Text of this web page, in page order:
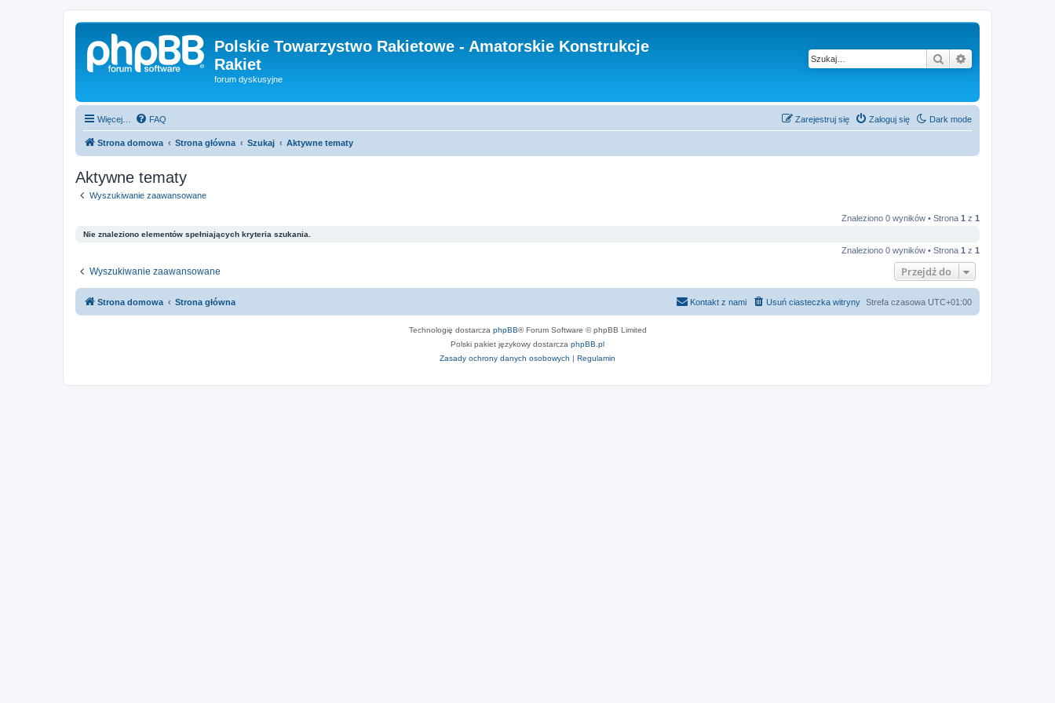
Polskie Towarzystwo Rakietowe - Amatorskie Konstrukcje
Rakiet
forum dyskusyjne
Szukaj
Więcej… Dark mode
FAQ Zaloguj się
Zarejestruj się
Strona domowa Strona główna Szukaj Aktywne tematy
Aktywne tematy
Wyszukiwanie zaawansowane
Znaleziono 0 wyników • Strona 1 z 1
Nie znaleziono elementów spełniających kryteria szukania.
Znaleziono 0 wyników • Strona 1 z 1
Wyszukiwanie zaawansowane Przejdź do
Strona domowa Strona główna Strefa czasowa UTC+01:00
Usuń ciasteczka witryny
Kontakt z nami
Technologię dostarcza phpBB® Forum Software © phpBB Limited
Polski pakiet językowy dostarcza phpBB.pl
Zasady ochrony danych osobowych | Regulamin